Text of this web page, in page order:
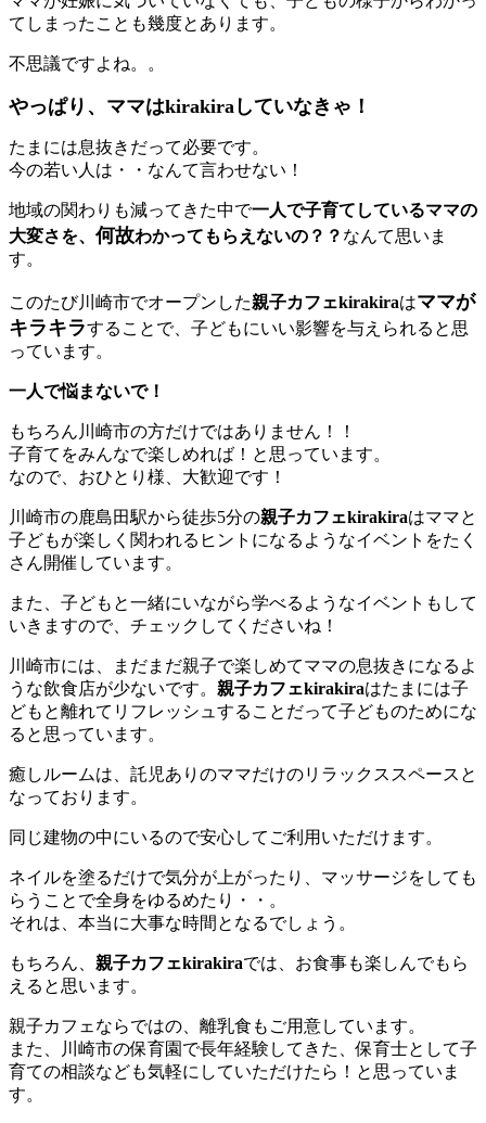
てしまったことも幾度とあります。
不思議ですよね。。
やっぱり、ママはkirakiraしていなきゃ！
たまには息抜きだって必要です。
今の若い人は・・なんて言わせない！
地域の関わりも減ってきた中で一人で子育てしているママの
大変さを、 何故わかってもらえないの？？ なんて思いま
す。
このたび川崎市でオープンした親子カフェkirakiraはママが
キラキラすることで、子どもにいい影響を与えられると思
っています。
一人で悩まないで！
もちろん川崎市の方だけではありません！！
子育てをみんなで楽しめれば！と思っています。
なので、おひとり様、大歓迎です！
川崎市の鹿島田駅から徒歩5分の親子カフェkirakiraはママと
子どもが楽しく関われるヒントになるようなイベントをたく
さん開催しています。
また、子どもと一緒にいながら学べるようなイベントもして
いきますので、チェックしてくださいね！
川崎市には、まだまだ親子で楽しめてママの息抜きになるよ
うな飲食店が少ないです。 親子カフェkirakiraはたまには子
どもと離れてリフレッシュすることだって子どものためにな
ると思っています。
癒しルームは、託児ありのママだけのリラックススペースと
なっております。
同じ建物の中にいるので安心してご利用いただけます。
ネイルを塗るだけで気分が上がったり、マッサージをしても
らうことで全身をゆるめたり・・。
それは、本当に大事な時間となるでしょう。
もちろん、 親子カフェkirakiraでは、お食事も楽しんでもら
えると思います。
親子カフェならではの、離乳食もご用意しています。
また、川崎市の保育園で長年経験してきた、保育士として子
育ての相談なども気軽にしていただけたら！と思っていま
す。